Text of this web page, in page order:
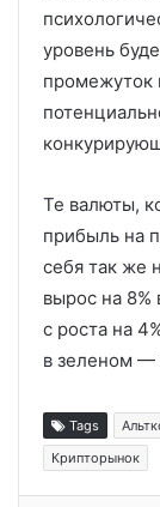
уровень
промежуток
Те валюты,
прибыль на
себя так же
вырос на
с роста на
в зеленом —
Tags
Крипторынок